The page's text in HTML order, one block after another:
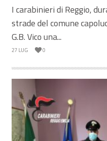
I carabinieri di Reggio,
strade del comune
G.B. Vico una...
27 LUG 0